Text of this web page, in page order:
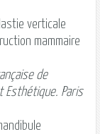
verticale
mammaire
de
Esthétique. Paris